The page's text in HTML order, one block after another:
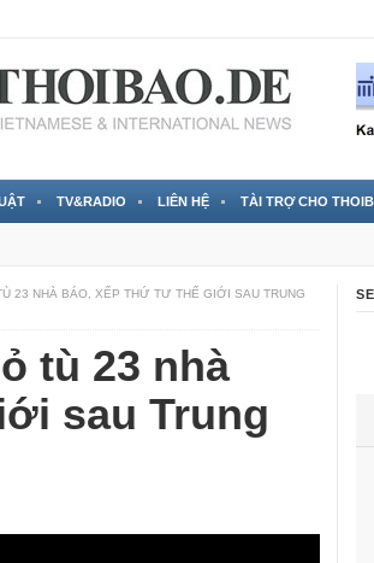
TV&RADIO LIÊN HỆ TÀI TRỢ CHO
23 NHÀ BÁO, XẾP THỨ TƯ THẾ GIỚI SAU TRUNG
tù 23 nhà
sau Trung